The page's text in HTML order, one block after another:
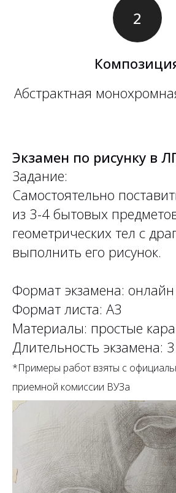
Абстрактная
Экзамен по рисунку в
Задание:
Самостоятельно
из 3-4 бытовых
геометрических тел с
выполнить его рисунок.
Формат экзамена: онлайн
Формат листа: А3
Материалы: простые
Длительность экзамена:
*Примеры работ взяты с
приемной комиссии ВУЗа